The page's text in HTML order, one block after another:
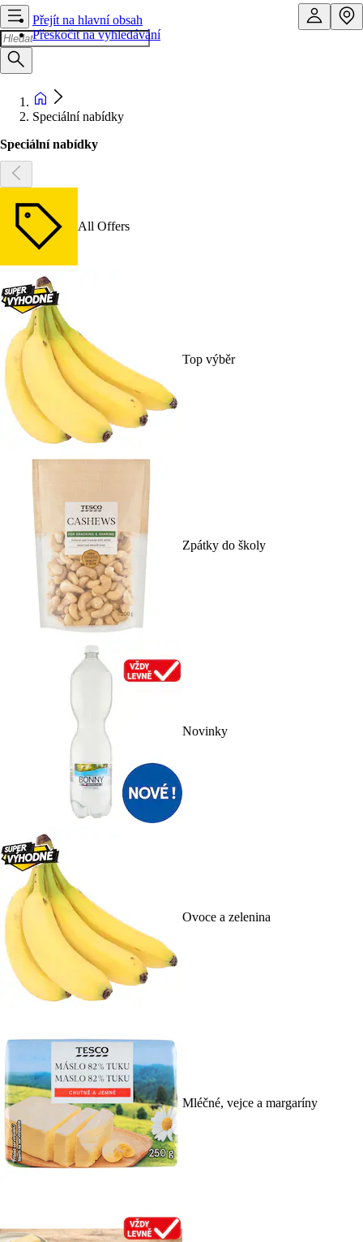
Přejít na hlavní obsah
Přeskočit na vyhledávání
Speciální nabídky
Speciální nabídky
All Offers
Top výběr
Zpátky do školy
Novinky
Ovoce a zelenina
Mléčné, vejce a margaríny